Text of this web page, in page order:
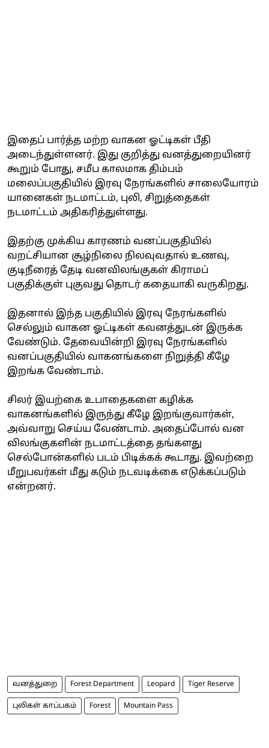
இதைப் பார்த்த மற்ற வாகன ஓட்டிகள் பீதி
அடைந்துள்ளனர். இது குறித்து வனத்துறையினர்
கூறும் போது, சமீப காலமாக திம்பம்
மலைப்பகுதியில் இரவு நேரங்களில் சாலையோரம்
யானைகள் நடமாட்டம், புலி, சிறுத்தைகள்
நடமாட்டம் அதிகரித்துள்ளது.
இதற்கு முக்கிய காரணம் வனப்பகுதியில்
வறட்சியான சூழ்நிலை நிலவுவதால் உணவு,
குடிநீரைத் தேடி வனவிலங்குகள் கிராமப்
பகுதிக்குள் புகுவது தொடர் கதையாகி வருகிறது.
இதனால் இந்த பகுதியில் இரவு நேரங்களில்
செல்லும் வாகன ஓட்டிகள் கவனத்துடன் இருக்க
வேண்டும். தேவையின்றி இரவு நேரங்களில்
வனப்பகுதியில் வாகனங்களை நிறுத்தி கீழே
இறங்க வேண்டாம்.
சிலர் இயற்கை உபாதைகளை கழிக்க
வாகனங்களில் இருந்து கீழே இறங்குவார்கள்,
அவ்வாறு செய்ய வேண்டாம். அதைப்போல் வன
விலங்குகளின் நடமாட்டத்தை தங்களது
செல்போன்களில் படம் பிடிக்கக் கூடாது. இவற்றை
மீறுபவர்கள் மீது கடும் நடவடிக்கை எடுக்கப்படும்
என்றனர்.
வனத்துறை Forest Department Leopard Tiger Reserve
புலிகள் காப்பகம் Forest Mountain Pass